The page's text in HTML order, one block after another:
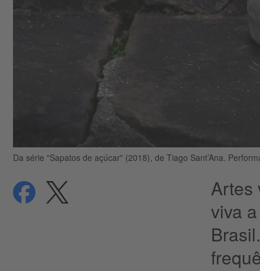
Da série "Sapatos de açúcar" (2018), de Tiago Sant’Ana.
compartilharcompartilhar
Artes
viva